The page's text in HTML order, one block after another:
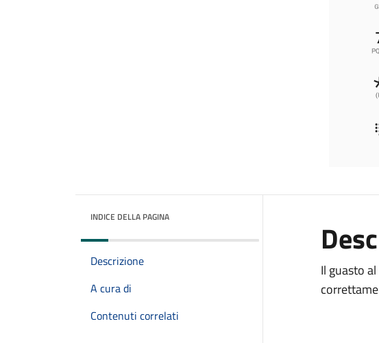
INDICE DELLA PAGINA
Descrizione
A cura di
Contenuti correlati
Il guasto